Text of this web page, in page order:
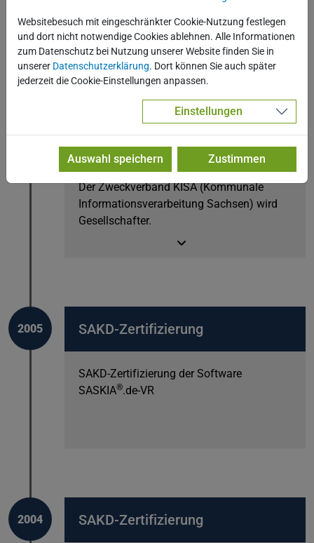
SASKIA® .de-IFR doppisch.
GISA und KISA werden
Gesellschafter
Der Zweckverband KISA (Kommunale
Informationsverarbeitung Sachsen) wird
Gesellschafter.
SAKD-Zertifizierung
SAKD-Zertifizierung der Software
SASKIA®.de-VR
2005
SAKD-Zertifizierung
2004
Websitebesuch mit eingeschränkter Cookie-Nutzung festlegen
und dort nicht notwendige Cookies ablehnen. Alle Informationen
zum Datenschutz bei Nutzung unserer Website finden Sie in
unserer Datenschutzerklärung. Dort können Sie auch später
jederzeit die Cookie-Einstellungen anpassen.
Einstellungen
Auswahl speichern Zustimmen